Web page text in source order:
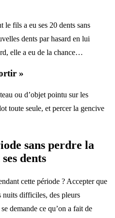
le fils a eu ses 20 dents sans
dents par hasard en lui
elle a eu de la chance…
»
ou d’objet pointu sur les
toute seule, et percer la gencive
sans perdre la
dents
cette période ? Accepter que
nuits difficiles, des pleurs
demande ce qu’on a fait de